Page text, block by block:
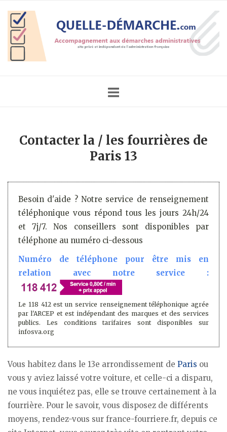
content
Home
Contacter la / les fourrières de
Paris 13
Besoin d'aide ? Notre service de renseignement
téléphonique vous répond tous les jours 24h/24
et 7j/7. Nos conseillers sont disponibles par
téléphone au numéro ci-dessous
Numéro de téléphone pour être mis en
relation avec notre service :
Le 118 412 est un service renseignement téléphonique agrée
par l'ARCEP et est indépendant des marques et des services
publics. Les conditions tarifaires sont disponibles sur
infosva.org
Vous habitez dans le 13e arrondissement de Paris ou
vous y aviez laissé votre voiture, et celle-ci a disparu,
ne vous inquiétez pas, elle se trouve certainement à la
fourrière. Pour le savoir, vous disposez de différents
moyens, rendez-vous sur france-fourriere.fr, depuis ce